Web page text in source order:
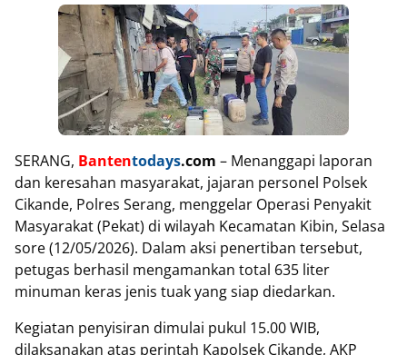
SERANG, Bantentodays.com – Menanggapi laporan
dan keresahan masyarakat, jajaran personel Polsek
Cikande, Polres Serang, menggelar Operasi Penyakit
Masyarakat (Pekat) di wilayah Kecamatan Kibin, Selasa
sore (12/05/2026). Dalam aksi penertiban tersebut,
petugas berhasil mengamankan total 635 liter
minuman keras jenis tuak yang siap diedarkan.
Kegiatan penyisiran dimulai pukul 15.00 WIB,
dilaksanakan atas perintah Kapolsek Cikande, AKP